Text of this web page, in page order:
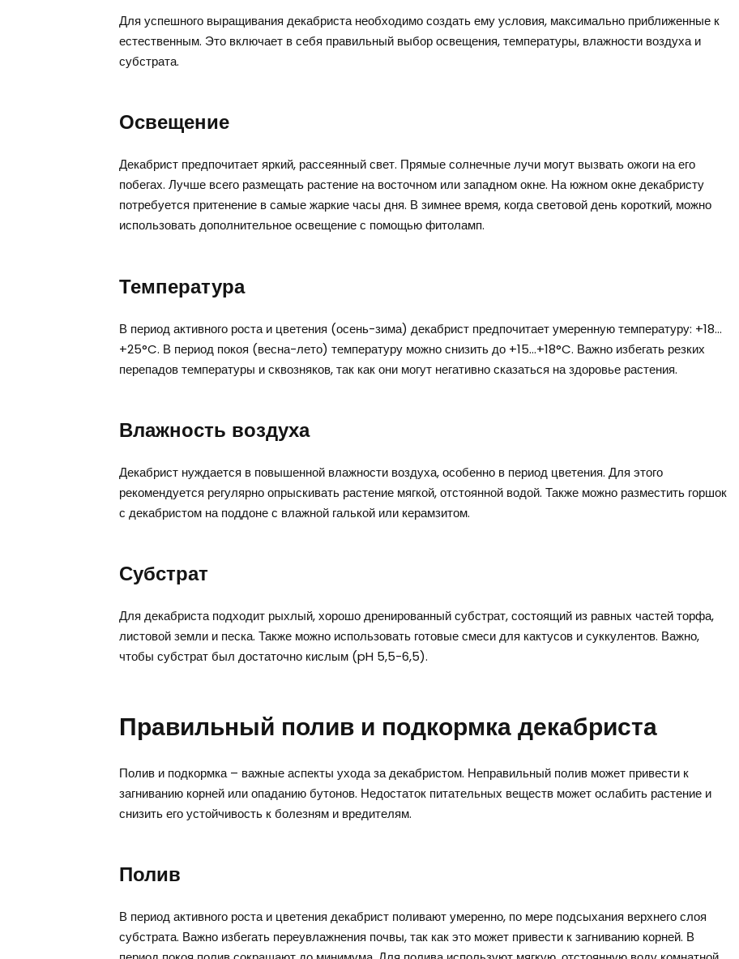
Для успешного выращивания декабриста необходимо создать ему условия, максимально приближенные к
естественным. Это включает в себя правильный выбор освещения, температуры, влажности воздуха и
субстрата.
Освещение
Декабрист предпочитает яркий, рассеянный свет. Прямые солнечные лучи могут вызвать ожоги на его
побегах. Лучше всего размещать растение на восточном или западном окне. На южном окне декабристу
потребуется притенение в самые жаркие часы дня. В зимнее время, когда световой день короткий, можно
использовать дополнительное освещение с помощью фитоламп.
Температура
В период активного роста и цветения (осень-зима) декабрист предпочитает умеренную температуру: +18…
+25°C. В период покоя (весна-лето) температуру можно снизить до +15…+18°C. Важно избегать резких
перепадов температуры и сквозняков, так как они могут негативно сказаться на здоровье растения.
Влажность воздуха
Декабрист нуждается в повышенной влажности воздуха, особенно в период цветения. Для этого
рекомендуется регулярно опрыскивать растение мягкой, отстоянной водой. Также можно разместить горшок
с декабристом на поддоне с влажной галькой или керамзитом.
Субстрат
Для декабриста подходит рыхлый, хорошо дренированный субстрат, состоящий из равных частей торфа,
листовой земли и песка. Также можно использовать готовые смеси для кактусов и суккулентов. Важно,
чтобы субстрат был достаточно кислым (pH 5,5-6,5).
Правильный полив и подкормка декабриста
Полив и подкормка – важные аспекты ухода за декабристом. Неправильный полив может привести к
загниванию корней или опаданию бутонов. Недостаток питательных веществ может ослабить растение и
снизить его устойчивость к болезням и вредителям.
Полив
В период активного роста и цветения декабрист поливают умеренно, по мере подсыхания верхнего слоя
субстрата. Важно избегать переувлажнения почвы, так как это может привести к загниванию корней. В